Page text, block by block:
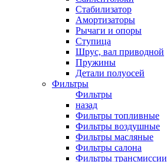
Стабилизатор
Амортизаторы
Рычаги и опоры
Ступица
Шрус, вал приводной
Пружины
Детали полуосей
Фильтры
Фильтры
назад
Фильтры топливные
Фильтры воздушные
Фильтры масляные
Фильтры салона
Фильтры трансмиссии